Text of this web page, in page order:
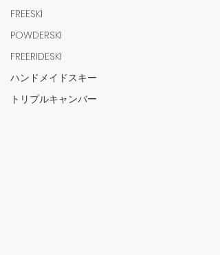
FREESKI
POWDERSKI
FREERIDESKI
ハンドメイドスキー
トリプルキャンバー